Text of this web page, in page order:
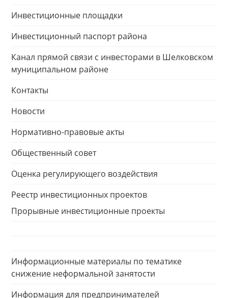
Инвестиционные площадки
Инвестиционный паспорт района
Канал прямой связи с инвесторами в Шелковском
муниципальном районе
Контакты
Новости
Нормативно-правовые акты
Общественный совет
Оценка регулирующего воздействия
Реестр инвестиционных проектов
Прорывные инвестиционные проекты
Информационные материалы по тематике
снижение неформальной занятости
Информация для предпринимателей